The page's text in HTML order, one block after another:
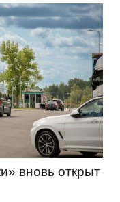
вновь открыт